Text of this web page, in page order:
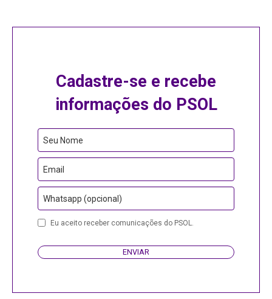
Cadastre-se e recebe
informações do PSOL
Email
Address
Seu Nome
Email
Whatsapp (opcional)
Eu aceito receber comunicações do PSOL.
ENVIAR